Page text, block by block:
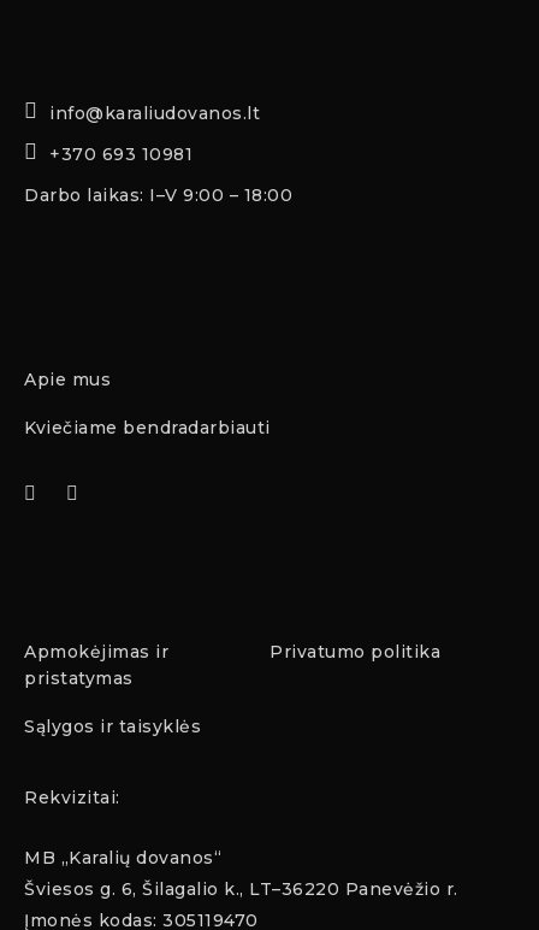
info@karaliudovanos.lt
+370 693 10981
Darbo laikas: I–V 9:00 – 18:00
Apie mus
Kviečiame bendradarbiauti
Apmokėjimas ir
pristatymas
Privatumo politika
Sąlygos ir taisyklės
Rekvizitai:
MB „Karalių dovanos“
Šviesos g. 6, Šilagalio k., LT–36220 Panevėžio r.
Įmonės kodas: 305119470